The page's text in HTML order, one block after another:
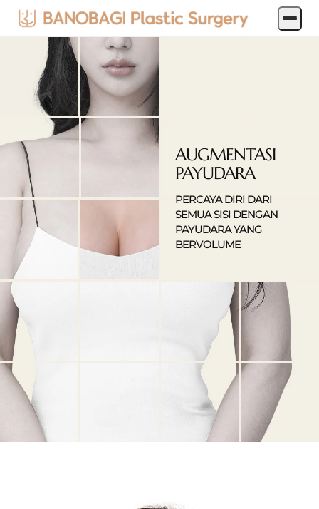
AUGMENTASI
PAYUDARA
PERCAYA DIRI DARI
SEMUA SISI DENGAN
PAYUDARA YANG
BERVOLUME